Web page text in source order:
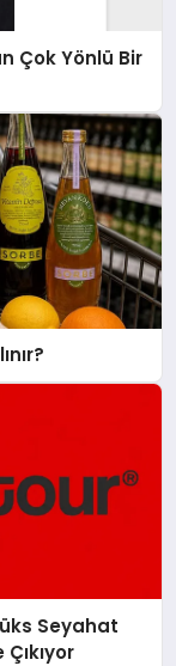
Çok Yönlü Bir
Seyahat